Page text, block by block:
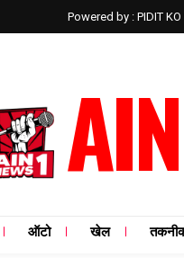
Powered by : PIDIT
ऑटो खेल